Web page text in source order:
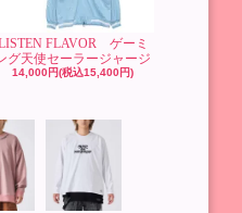
FLAVOR ゲーミ
グ天使セーラージャージ
14,000円(税込15,400円)